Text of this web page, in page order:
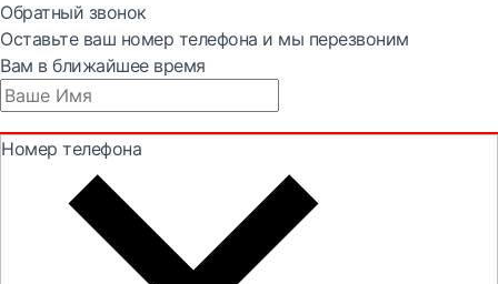
Обратный звонок
Оставьте ваш номер телефона и мы перезвоним
Вам в ближайшее время
Номер телефона